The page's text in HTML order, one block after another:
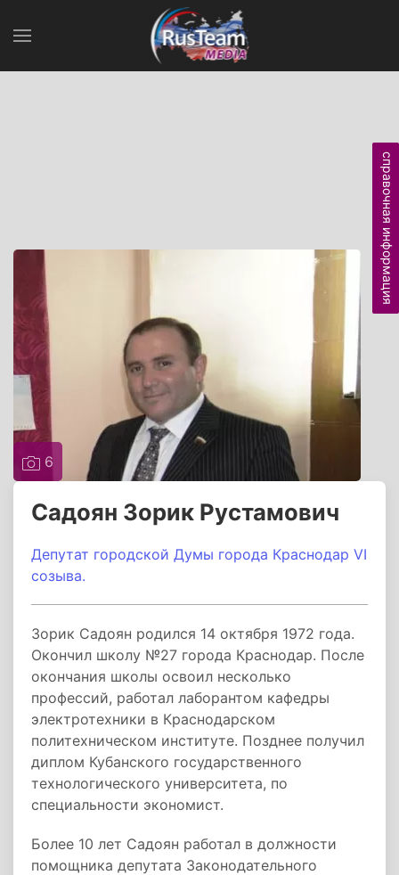
6
Садоян Зорик Рустамович
Депутат городской Думы города Краснодар VI
созыва.
Зорик Садоян родился 14 октября 1972 года.
Окончил школу №27 города Краснодар. После
окончания школы освоил несколько
профессий, работал лаборантом кафедры
электротехники в Краснодарском
политехническом институте. Позднее получил
диплом Кубанского государственного
технологического университета, по
специальности экономист.
Более 10 лет Садоян работал в должности
помощника депутата Законодательного
справочная информация